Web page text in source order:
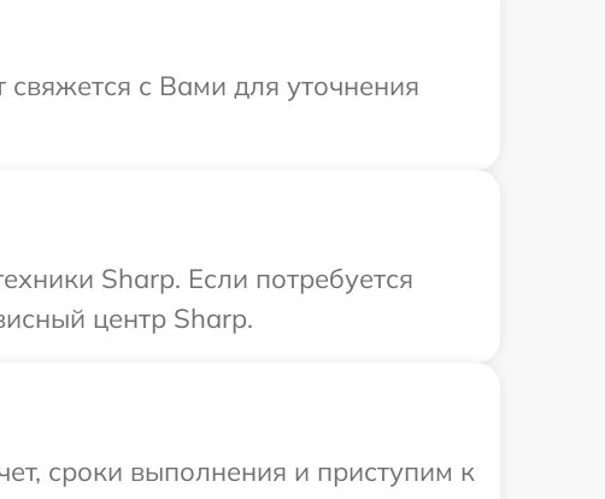
свяжется с Вами для уточнения
Sharp. Если потребуется
центр Sharp.
сроки выполнения и приступим к